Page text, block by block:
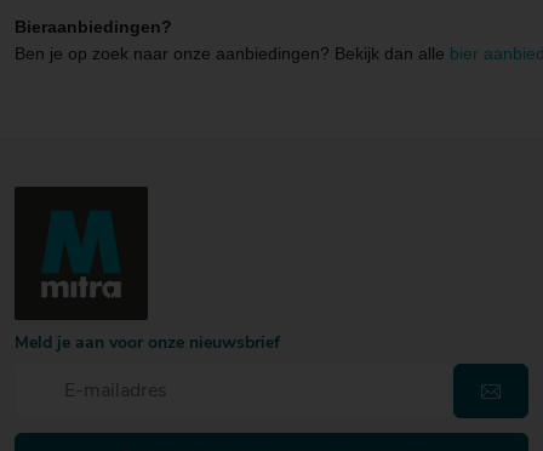
Bieraanbiedingen?
Ben je op zoek naar onze aanbiedingen? Bekijk dan alle bier
Meld je aan voor onze nieuwsbrief